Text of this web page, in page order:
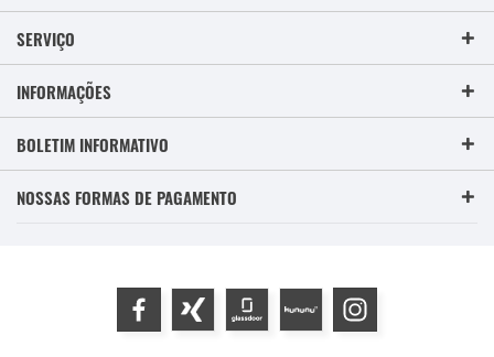
SERVIÇO
INFORMAÇÕES
BOLETIM INFORMATIVO
NOSSAS FORMAS DE PAGAMENTO